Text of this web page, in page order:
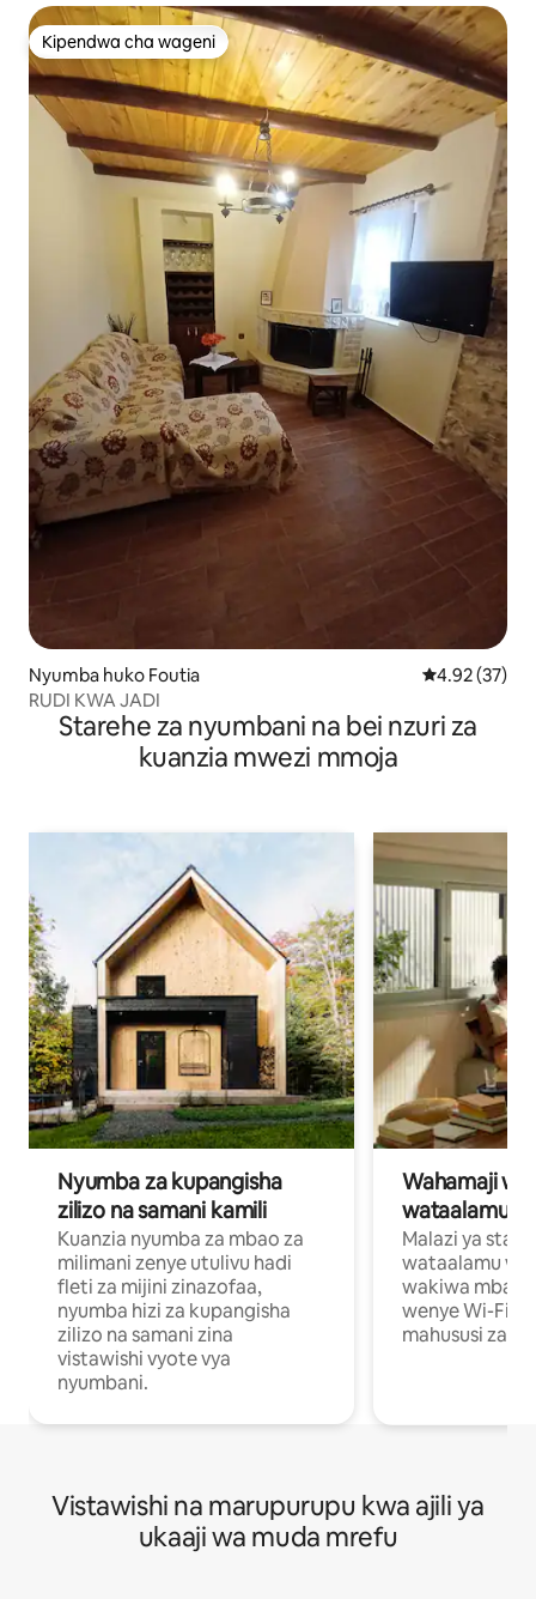
Kipendwa cha wageni
Kipendwa cha wageni
Nyumba huko Foutia Ukadiriaji wa
4.92 (37)
RUDI KWA JADI
Starehe za nyumbani na bei nzuri za
kuanzia mwezi mmoja
Nyumba za kupangisha
zilizo na samani kamili
Kuanzia nyumba za mbao za
milimani zenye utulivu hadi
fleti za mijini zinazofaa,
nyumba hizi za kupangisha
zilizo na samani zina
vistawishi vyote vya
nyumbani.
Wahamaji
wataalamu
Malazi ya
wataalamu
wakiwa mbali
wenye Wi-Fi
mahususi za
Vistawishi na marupurupu kwa ajili ya
ukaaji wa muda mrefu